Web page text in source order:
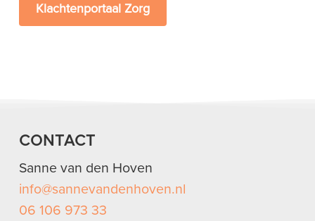
Klachtenportaal Zorg
CONTACT
Sanne van den Hoven
info@sannevandenhoven.nl
06 106 973 33